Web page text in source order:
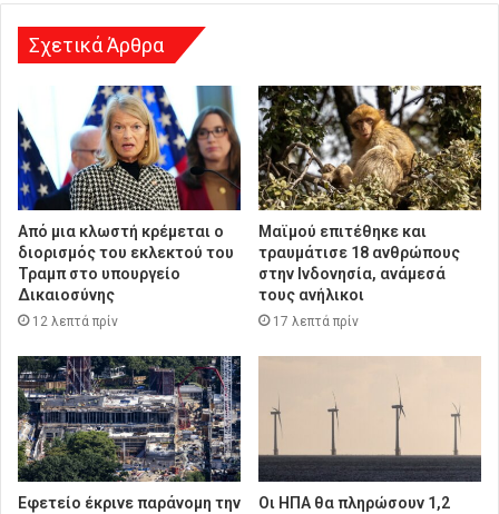
Σχετικά Άρθρα
Από μια κλωστή κρέμεται ο
διορισμός του εκλεκτού του
Τραμπ στο υπουργείο
Δικαιοσύνης
12 λεπτά πρίν
Μαϊμού επιτέθηκε και
τραυμάτισε 18 ανθρώπους
στην Ινδονησία, ανάμεσά
τους ανήλικοι
17 λεπτά πρίν
Εφετείο έκρινε παράνομη την
Οι ΗΠΑ θα πληρώσουν 1,2